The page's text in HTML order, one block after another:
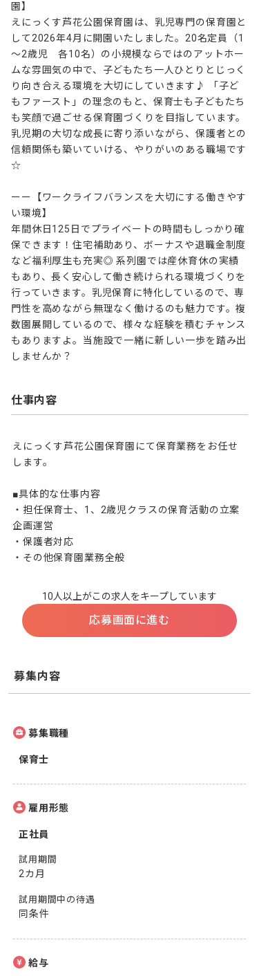
園】
えにっくす芦花公園保育園は、乳児専門の保育園と
して2026年4月に開園いたしました。20名定員（1
～2歳児　各10名）の小規模ならではのアットホー
ムな雰囲気の中で、子どもたち一人ひとりとじっく
り向き合える環境を大切にしていきます♪ 「子ど
もファースト」の理念のもと、保育士も子どもたち
も笑顔で過ごせる保育園づくりを目指しています。
乳児期の大切な成長に寄り添いながら、保護者との
信頼関係も築いていける、やりがいのある職場です
☆
ーー【ワークライフバランスを大切にする働きやす
い環境】
年間休日125日でプライベートの時間もしっかり確
保できます！住宅補助あり、ボーナスや退職金制度
など福利厚生も充実◎ 系列園では産休育休の実績
もあり、長く安心して働き続けられる環境づくりを
行っていきます。乳児保育に特化しているので、専
門性を高めながら無理なく働けるのも魅力です。複
数園展開しているので、様々な経験を積むチャンス
もありますよ。当施設で一緒に新しい一歩を踏み出
しませんか？
仕事内容
えにっくす芦花公園保育園にて保育業務をお任せ
します。
■具体的な仕事内容
・担任保育士、1、2歳児クラスの保育活動の立案
企画運営
・保護者対応
・その他保育園業務全般
10人以上がこの求人をキープしています
応募画面に進む
募集内容
募集職種
保育士
雇用形態
正社員
試用期間
2カ月
試用期間中の待遇
同条件
給与